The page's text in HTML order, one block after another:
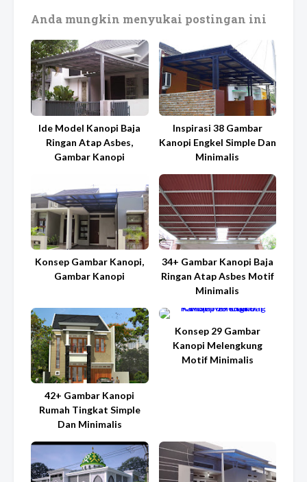
Anda mungkin menyukai postingan ini
Ide Model Kanopi Baja
Ringan Atap Asbes,
Gambar Kanopi
Inspirasi 38 Gambar
Kanopi Engkel Simple Dan
Minimalis
Konsep Gambar Kanopi,
Gambar Kanopi
34+ Gambar Kanopi Baja
Ringan Atap Asbes Motif
Minimalis
42+ Gambar Kanopi
Rumah Tingkat Simple
Dan Minimalis
Konsep 29 Gambar
Kanopi Melengkung
Motif Minimalis